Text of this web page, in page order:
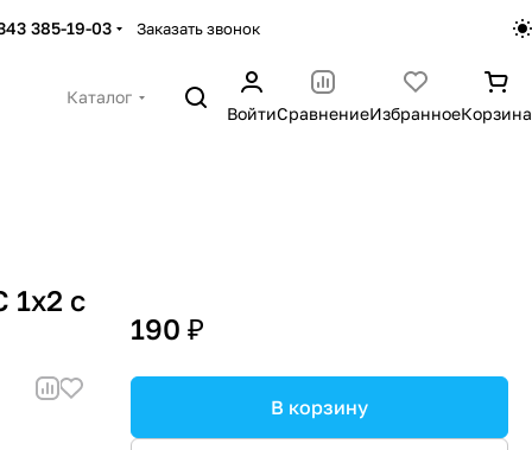
385-19-03 Заказать звонок
Каталог
ВойтиСравнениеИзбранноеКорзина
1x2 с
190 ₽
В корзину